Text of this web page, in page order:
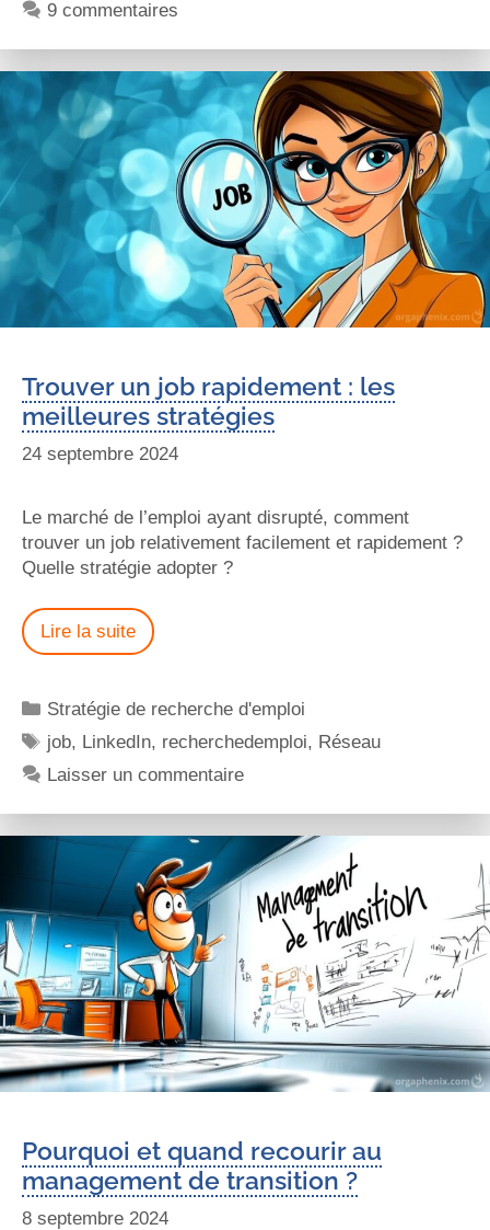
9 commentaires
Trouver un job rapidement : les
meilleures stratégies
24 septembre 2024
Le marché de l’emploi ayant disrupté, comment
trouver un job relativement facilement et rapidement ?
Quelle stratégie adopter ?
Lire la suite
Stratégie de recherche d'emploi
job, LinkedIn, recherchedemploi, Réseau
Laisser un commentaire
Pourquoi et quand recourir au
management de transition ?
8 septembre 2024